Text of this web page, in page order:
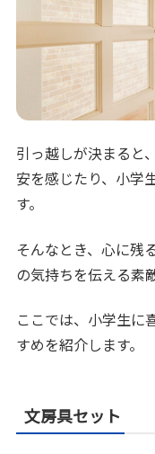
引っ越しが決まると
安を感じたり、小学
す。
そんなとき、心に残
の気持ちを伝える素
ここでは、小学生に
すめを紹介します。
文房具セット